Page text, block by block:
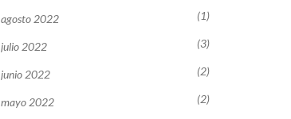
agosto 2022 (1)
julio 2022 (3)
junio 2022 (2)
mayo 2022 (2)